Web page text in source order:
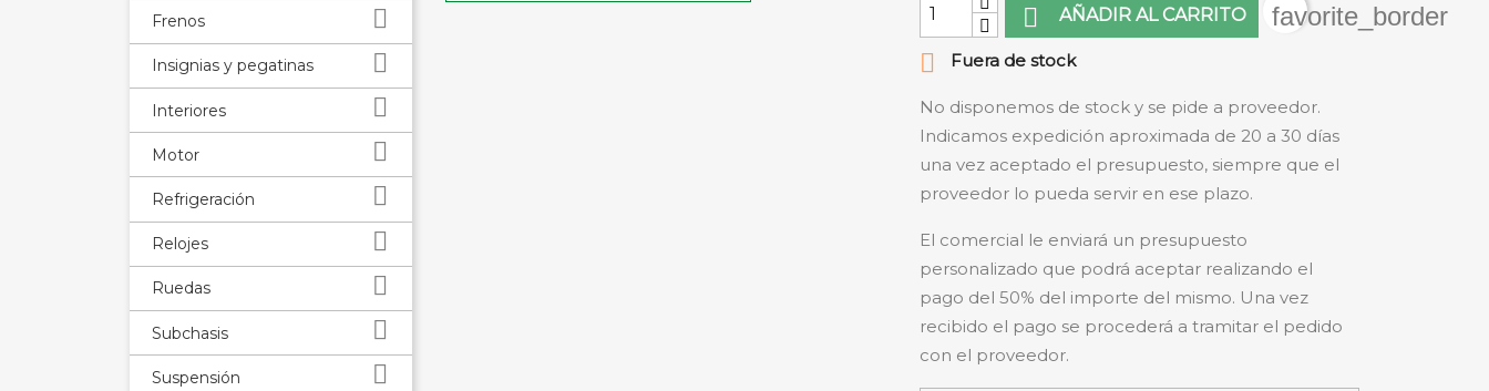
Frenos 
Insignias y pegatinas 
Interiores 
Motor 
Refrigeración 
Relojes 
Ruedas 
Subchasis 
Suspensión 
 AÑADIR AL CARRITO
favorite_border

Fuera de stock
No disponemos de stock y se pide a proveedor.
Indicamos expedición aproximada de 20 a 30 días
una vez aceptado el presupuesto, siempre que el
proveedor lo pueda servir en ese plazo.
El comercial le enviará un presupuesto
personalizado que podrá aceptar realizando el
pago del 50% del importe del mismo. Una vez
recibido el pago se procederá a tramitar el pedido
con el proveedor.